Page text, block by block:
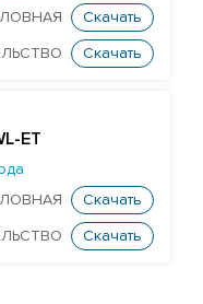
Скачать
Скачать
ET
Скачать
Скачать